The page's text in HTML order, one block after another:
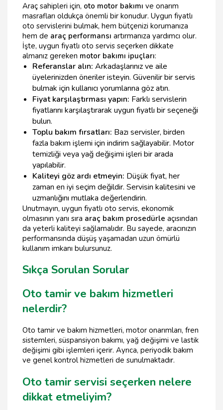
Araç sahipleri için, oto motor bakımı ve onarım
masrafları oldukça önemli bir konudur. Uygun fiyatlı
oto servislerini bulmak, hem bütçenizi korumanıza
hem de araç performansı artırmanıza yardımcı olur.
İşte, uygun fiyatlı oto servis seçerken dikkate
almanız gereken motor bakımı ipuçları:
Referanslar alın: Arkadaşlarınız ve aile
üyelerinizden öneriler isteyin. Güvenilir bir servis
bulmak için kullanıcı yorumlarına göz atın.
Fiyat karşılaştırması yapın: Farklı servislerin
fiyatlarını karşılaştırarak uygun fiyatlı bir seçeneği
bulun.
Toplu bakım fırsatları: Bazı servisler, birden
fazla bakım işlemi için indirim sağlayabilir. Motor
temizliği veya yağ değişimi işleri bir arada
yapılabilir.
Kaliteyi göz ardı etmeyin: Düşük fiyat, her
zaman en iyi seçim değildir. Servisin kalitesini ve
uzmanlığını mutlaka değerlendirin.
Unutmayın, uygun fiyatlı oto servis, ekonomik
olmasının yanı sıra araç bakım prosedürle açısından
da yeterli kaliteyi sağlamalıdır. Bu sayede, aracınızın
performansında düşüş yaşamadan uzun ömürlü
kullanım imkanı bulursunuz.
Sıkça Sorulan Sorular
Oto tamir ve bakım hizmetleri
nelerdir?
Oto tamir ve bakım hizmetleri, motor onarımları, fren
sistemleri, süspansiyon bakımı, yağ değişimi ve lastik
değişimi gibi işlemleri içerir. Ayrıca, periyodik bakım
ve genel kontrol hizmetleri de sunulmaktadır.
Oto tamir servisi seçerken nelere
dikkat etmeliyim?